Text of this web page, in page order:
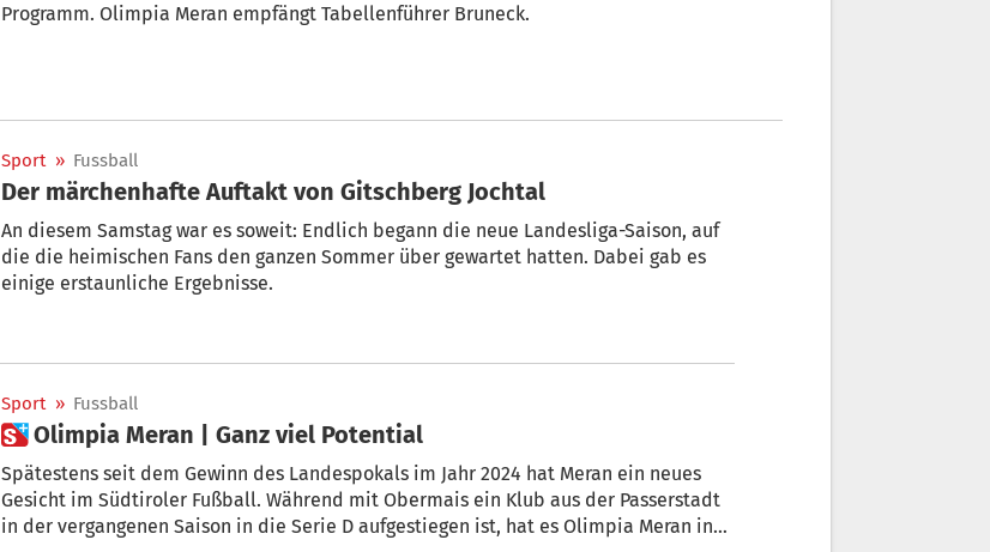
Programm. Olimpia Meran empfängt Tabellenführer Bruneck.
Sport » Fussball
Der märchenhafte Auftakt von Gitschberg Jochtal
An diesem Samstag war es soweit: Endlich begann die neue Landesliga-Saison, auf
die die heimischen Fans den ganzen Sommer über gewartet hatten. Dabei gab es
einige erstaunliche Ergebnisse.
Sport » Fussball
 Olimpia Meran | Ganz viel Potential
Spätestens seit dem Gewinn des Landespokals im Jahr 2024 hat Meran ein neues
Gesicht im Südtiroler Fußball. Während mit Obermais ein Klub aus der Passerstadt
in der vergangenen Saison in die Serie D aufgestiegen ist, hat es Olimpia Meran in